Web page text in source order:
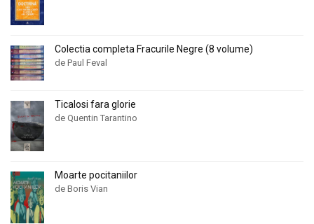
Colectia completa Fracurile Negre (8 volume)
de Paul Feval
Ticalosi fara glorie
de Quentin Tarantino
Moarte pocitaniilor
de Boris Vian